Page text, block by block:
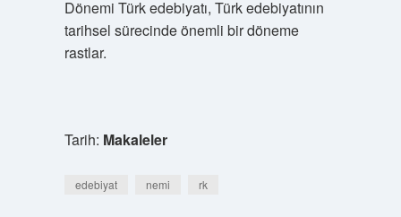
Dönemi Türk edebiyatı, Türk edebiyatının
tarihsel sürecinde önemli bir döneme
rastlar.
Tarih: Makaleler
edebiyat nemi rk